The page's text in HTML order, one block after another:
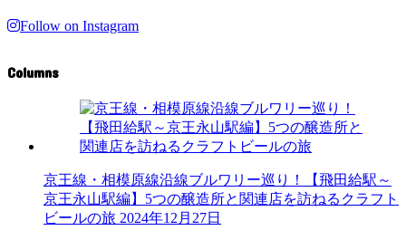
Follow on Instagram
Columns
京王線・相模原線沿線ブルワリー巡り！【飛田給駅～
京王永山駅編】5つの醸造所と関連店を訪ねるクラフト
ビールの旅 2024年12月27日